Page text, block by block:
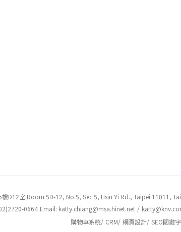
D12室 Room 5D-12, No.5, Sec.5, Hsin Yi Rd., Taipei 11011,
0664 Email: katty.chiang@msa.hinet.net /
購物車系統/ CRM/ 網頁設計/ SEO關鍵